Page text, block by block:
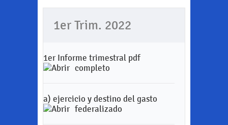
1er Trim. 2022
1er Informe trimestral pdf
completo
a) ejercicio y destino del gasto
federalizado